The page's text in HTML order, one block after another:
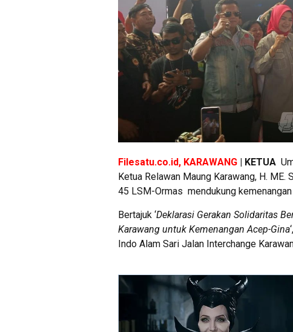
Filesatu.co.id, KARAWANG | KETUA
Ketua Relawan Maung Karawang, H.
45 LSM-Ormas mendukung
Bertajuk ‘Deklarasi Gerakan Solidaritas
Karawang untuk Kemenangan Acep-Gina
Indo Alam Sari Jalan Interchange